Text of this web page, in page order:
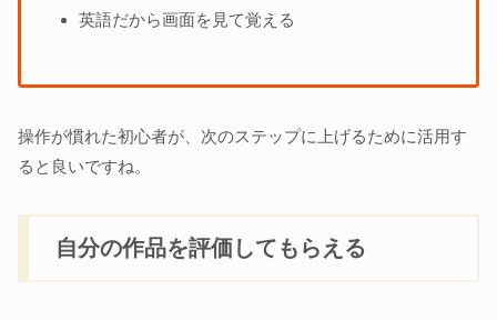
英語だから画面を見て覚える
操作が慣れた初心者が、次のステップに上げるために活用す
ると良いですね。
自分の作品を評価してもらえる